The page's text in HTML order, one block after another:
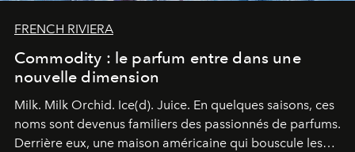
FRENCH RIVIERA
Commodity : le parfum entre dans une
nouvelle dimension
Milk. Milk Orchid. Ice(d). Juice. En quelques saisons, ces
noms sont devenus familiers des passionnés de parfums.
Derrière eux, une maison américaine qui bouscule les